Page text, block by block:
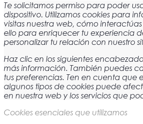
Te solicitamos permiso para poder
dispositivo. Utilizamos cookies para
visitas nuestra web, cómo
ello para enriquecer tu experiencia
personalizar tu relación con nuestro
Haz clic en los siguientes
más información. También puedes
tus preferencias. Ten en cuenta que
algunos tipos de cookies puede
en nuestra web y los servicios que
Cookies esenciales que utilizamos